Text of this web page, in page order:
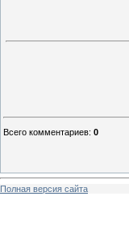
Всего комментариев: 0
Полная версия сайта